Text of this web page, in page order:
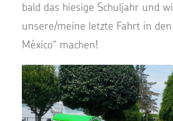
bald das hiesige Schuljahr und
unsere/meine letzte Fahrt in den
México“ machen!